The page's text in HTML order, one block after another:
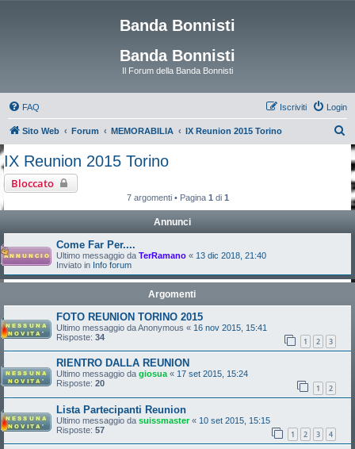
Banda Bonnisti
Banda Bonnisti
Il Forum della Banda Bonnisti
FAQ Login
Iscriviti
Sito Web Forum MEMORABILIA IX Reunion 2015 Torino
IX Reunion 2015 Torino
Bloccato
7 argomenti • Pagina 1 di 1
Annunci
Come Far Per....
Ultimo messaggio da TerRamano « 13 dic 2018, 21:40
Inviato in Info forum
Argomenti
FOTO REUNION TORINO 2015
Ultimo messaggio daAnonymous « 16 nov 2015, 15:41
Risposte: 34 1 2 3
RIENTRO DALLA REUNION
Ultimo messaggio da giosua « 17 set 2015, 15:24
Risposte: 20 1 2
Lista Partecipanti Reunion
Ultimo messaggio da suissmaster« 10 set 2015, 15:15
Risposte: 57 1 2 3 4